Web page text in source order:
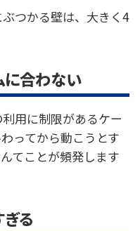
つかる壁は、大きく4
合わない
用に制限があるケー
ってから動こうとす
てことが頻発します
る